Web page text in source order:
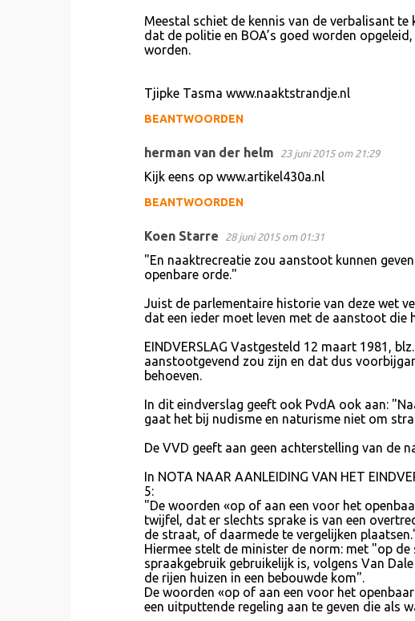
Meestal schiet de kennis van de verbalisant
dat de politie en BOA’s goed worden
worden.
Tjipke Tasma www.naaktstrandje.nl
BEANTWOORDEN
herman van der helm 23 juni 2015 om 21:29
Kijk eens op www.artikel430a.nl
BEANTWOORDEN
Koen Starre 28 juni 2015 om 01:31
"En naaktrecreatie zou aanstoot kunnen
openbare orde."
Juist de parlementaire historie van deze wet
dat een ieder moet leven met de aanstoot die
EINDVERSLAG Vastgesteld 12 maart 1981,
aanstootgevend zou zijn en dat dus
behoeven.
In dit eindverslag geeft ook PvdA ook aan:
gaat het bij nudisme en naturisme niet om
De VVD geeft aan geen achterstelling van de
In NOTA NAAR AANLEIDING VAN HET
5:
"De woorden «op of aan een voor het
twijfel, dat er slechts sprake is van een
de straat, of daarmede te vergelijken
Hiermee stelt de minister de norm: met "op
spraakgebruik gebruikelijk is, volgens Van
de rijen huizen in een bebouwde kom".
De woorden «op of aan een voor het
een uitputtende regeling aan te geven die als